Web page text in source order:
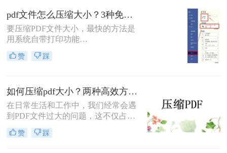
可读的前提下将文件体积缩小到原来
的10%~50%。
pdf文件怎么压缩大小？3种免费+1种专业方法全攻略（附决策表）！
要压缩PDF文件大小，最快的方法是
用系统自带打印功能
（Windows/macOS均支持）或在线免
费工具（如PDFmao、转转大师）直
业软件「转转大师PDF转换器」——
它支持自定义压缩等级、图片重采
样，且完全本地处理，安全无广告。
的需求，然后逐一详解每种方法的具
赞 踩
如何压缩pdf大小？两种高效方法详解！
在日常生活和工作中，我们经常会遇
到PDF文件过大的问题，这不仅占用
了大量的存储空间，还降低了文件的
传输效率。因此，掌握几种有效的
赞 踩